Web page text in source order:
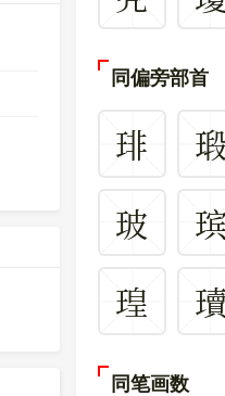
同偏旁部首
琲 瑖
玻
瑝
瓄
同笔画数